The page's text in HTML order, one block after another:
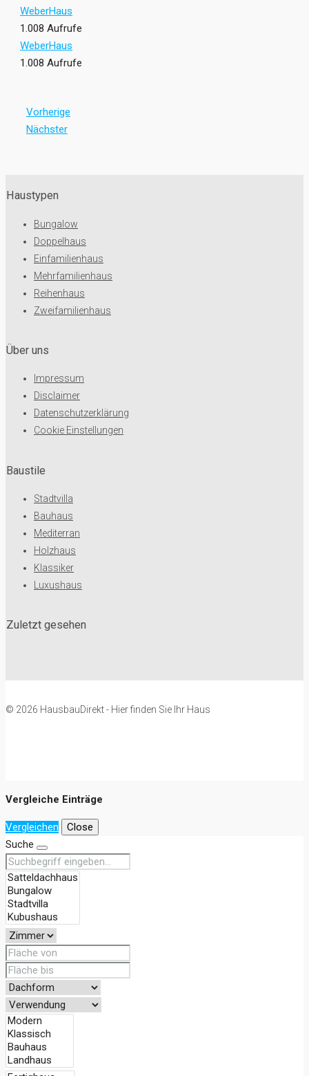
WeberHaus
1.008 Aufrufe
WeberHaus
1.008 Aufrufe
Vorherige
Nächster
Haustypen
Bungalow
Doppelhaus
Einfamilienhaus
Mehrfamilienhaus
Reihenhaus
Zweifamilienhaus
Baustile
Stadtvilla
Bauhaus
Mediterran
Holzhaus
Klassiker
Luxushaus
Über uns
Impressum
Disclaimer
Datenschutzerklärung
Cookie Einstellungen
Zuletzt gesehen
© 2026 HausbauDirekt - Hier finden Sie Ihr Haus
Vergleiche Einträge
Vergleichen
Close
Suche